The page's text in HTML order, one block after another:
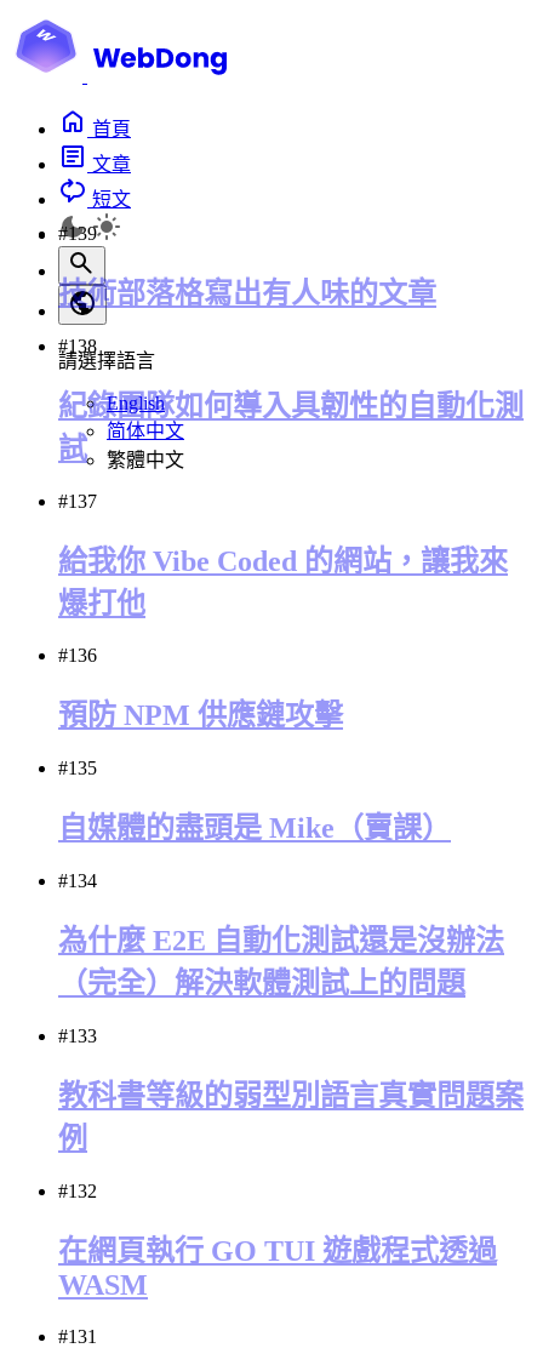
首頁
文章
短文
請選擇語言
English
简体中文
繁體中文
#139
技術部落格寫出有人味的文章
#138
紀錄團隊如何導入具韌性的自動化測
試
#137
給我你 Vibe Coded 的網站，讓我來
爆打他
#136
預防 NPM 供應鏈攻擊
#135
自媒體的盡頭是 Mike（賣課）
#134
為什麼 E2E 自動化測試還是沒辦法
（完全）解決軟體測試上的問題
#133
教科書等級的弱型別語言真實問題案
例
#132
在網頁執行 GO TUI 遊戲程式透過
WASM
#131